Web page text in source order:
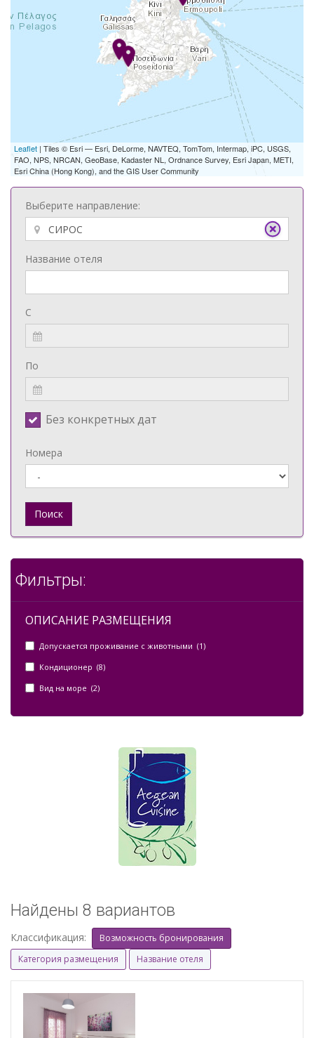
Leaflet | Tiles © Esri — Esri, DeLorme, NAVTEQ, TomTom, Intermap, iPC, USGS,
FAO, NPS, NRCAN, GeoBase, Kadaster NL, Ordnance Survey, Esri Japan, METI,
Esri China (Hong Kong), and the GIS User Community
Выберите направление:
Название отеля
С
По
Без конкретных дат
Номера
Поиск
Фильтры:
ОПИСАНИЕ РАЗМЕЩЕНИЯ
Допускается проживание с животными (1)
Кондиционер (8)
Вид на море (2)
Найдены 8 вариантов
Классификация:
Возможность бронирования
Категория размещения
Название отеля